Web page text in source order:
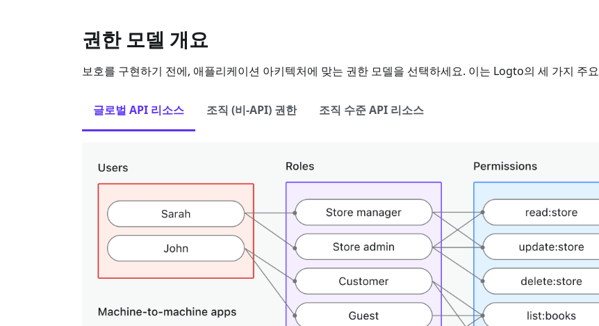
권한 모델 개요
보호를 구현하기 전에, 애플리케이션 아키텍처에 맞는 권한 모델을 선택하세요. 이는 Logto의 세 가지 주요
글로벌 API 리소스 조직 (비-API) 권한 조직 수준 API 리소스